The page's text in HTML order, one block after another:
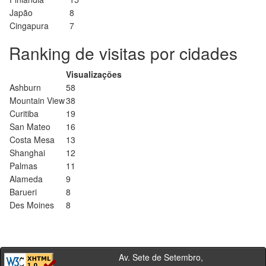
Japão
8
Cingapura
7
Ranking de visitas por cidades
Visualizações
Ashburn
58
Mountain View38
Curitiba
19
San Mateo
16
Costa Mesa
13
Shanghai
12
Palmas
11
Alameda
9
Barueri
8
Des Moines
8
Av. Sete de Setembro,